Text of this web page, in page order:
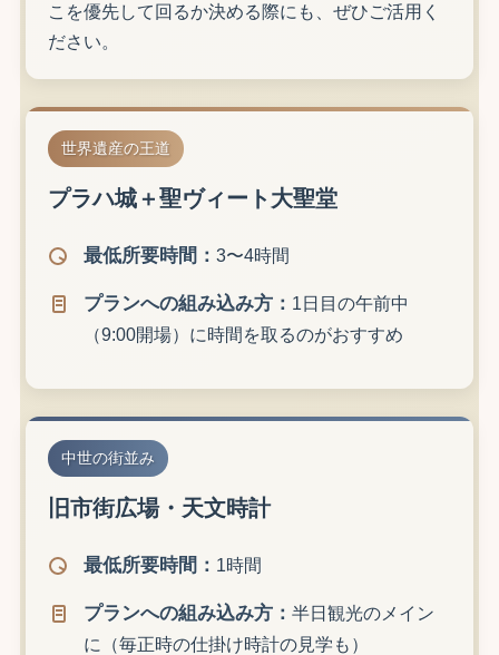
こを優先して回るか決める際にも、ぜひご活用く
ださい。
世界遺産の王道
プラハ城＋聖ヴィート大聖堂
最低所要時間： 3〜4時間
プランへの組み込み方： 1日目の午前中
（9:00開場）に時間を取るのがおすすめ
中世の街並み
旧市街広場・天文時計
最低所要時間： 1時間
プランへの組み込み方： 半日観光のメイン
に（毎正時の仕掛け時計の見学も）